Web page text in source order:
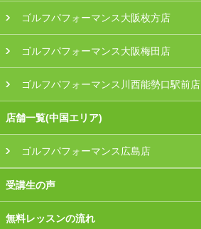
ゴルフパフォーマンス大阪枚方店
ゴルフパフォーマンス大阪梅田店
ゴルフパフォーマンス川西能勢口駅前店
店舗一覧(中国エリア)
ゴルフパフォーマンス広島店
受講生の声
無料レッスンの流れ